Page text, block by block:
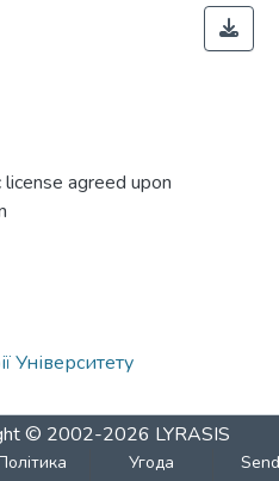
agreed upon
Університету
© 2002-2026 LYRASIS
Угода
Send